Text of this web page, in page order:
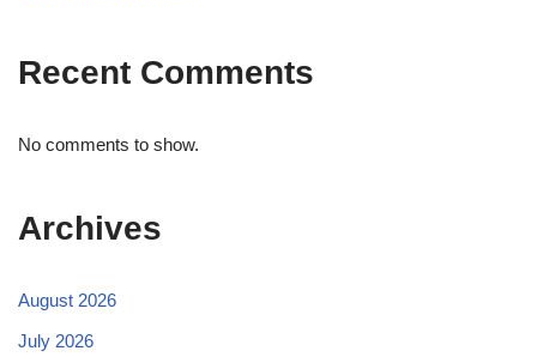
Recent Comments
No comments to show.
Archives
August 2026
July 2026